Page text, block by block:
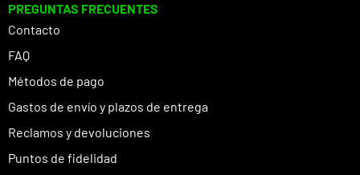
PREGUNTAS FRECUENTES
Contacto
FAQ
Métodos de pago
Gastos de envío y plazos de entrega
Reclamos y devoluciones
Puntos de fidelidad